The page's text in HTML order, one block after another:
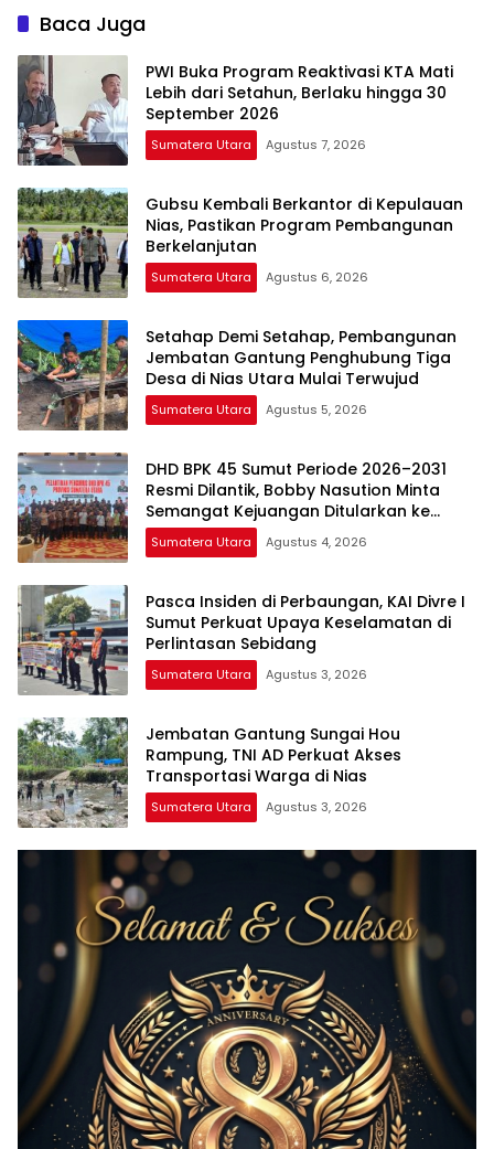
Baca Juga
PWI Buka Program Reaktivasi KTA Mati
Lebih dari Setahun, Berlaku hingga 30
September 2026
Sumatera Utara Agustus 7, 2026
Gubsu Kembali Berkantor di Kepulauan
Nias, Pastikan Program Pembangunan
Berkelanjutan
Sumatera Utara Agustus 6, 2026
Setahap Demi Setahap, Pembangunan
Jembatan Gantung Penghubung Tiga
Desa di Nias Utara Mulai Terwujud
Sumatera Utara Agustus 5, 2026
DHD BPK 45 Sumut Periode 2026–2031
Resmi Dilantik, Bobby Nasution Minta
Semangat Kejuangan Ditularkan ke
Generasi Muda
Sumatera Utara Agustus 4, 2026
Pasca Insiden di Perbaungan, KAI Divre I
Sumut Perkuat Upaya Keselamatan di
Perlintasan Sebidang
Sumatera Utara Agustus 3, 2026
Jembatan Gantung Sungai Hou
Rampung, TNI AD Perkuat Akses
Transportasi Warga di Nias
Sumatera Utara Agustus 3, 2026